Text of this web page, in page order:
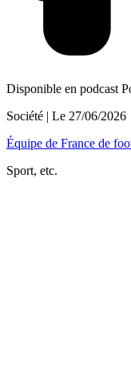
Disponible en podcast
Société | Le 27/06/2026
Équipe de France de
Sport, etc.